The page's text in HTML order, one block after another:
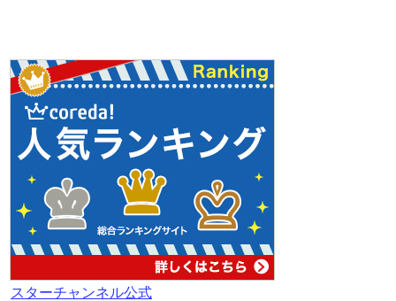
スターチャンネル公式